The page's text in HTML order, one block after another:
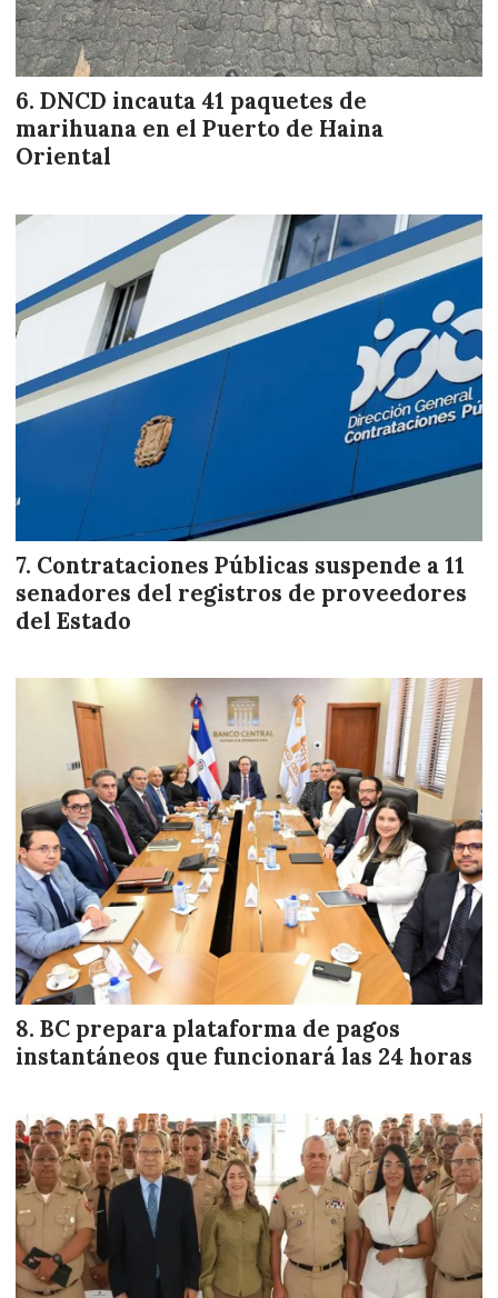
DNCD incauta 41 paquetes de
marihuana en el Puerto de Haina
Oriental
Contrataciones Públicas suspende a 11
senadores del registros de proveedores
del Estado
BC prepara plataforma de pagos
instantáneos que funcionará las 24 horas